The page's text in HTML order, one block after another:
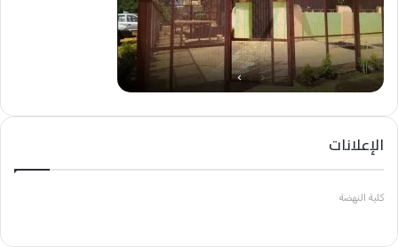
الإعلانات
كلية النهضة